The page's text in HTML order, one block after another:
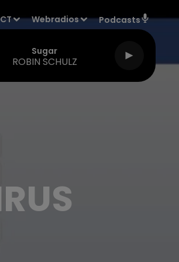
Webradios Podcasts
Sugar
ROBIN SCHULZ